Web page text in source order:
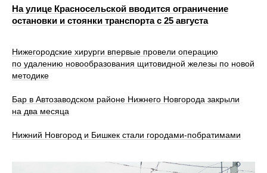
На улице Красносельской вводится ограничение
остановки и стоянки транспорта с 25 августа
Нижегородские хирурги впервые провели операцию
по удалению новообразования щитовидной железы по новой
методике
Бар в Автозаводском районе Нижнего Новгорода закрыли
на два месяца
Нижний Новгород и Бишкек стали городами-побратимами